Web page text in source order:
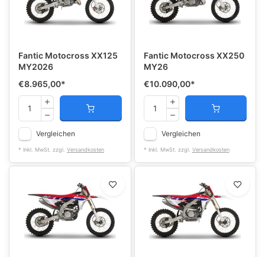
Fantic Motocross XX125
MY2026
€8.965,00*
Vergleichen
* Inkl. MwSt. zzgl. Versandkosten
Fantic Motocross XX250
MY26
€10.090,00*
Vergleichen
* Inkl. MwSt. zzgl. Versandkosten